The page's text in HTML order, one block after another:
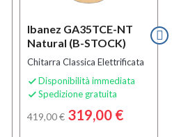
Ibanez GA35TCE-NT
Natural (B-STOCK)
Chitarra Classica Elettrificata
 Disponibilità immediata
 Spedizione gratuita
419,00 € 319,00 €